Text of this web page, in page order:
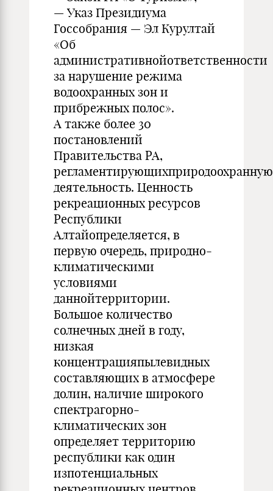
— Указ Президиума
Госсобрания — Эл Курултай
«Об
административнойответственности
за нарушение режима
водоохранных зон и
прибрежных полос».
А также более 30
постановлений
Правительства РА,
регламентирующихприродоохранную
деятельность. Ценность
рекреационных ресурсов
Республики
Алтайопределяется, в
первую очередь, природно-
климатическими
условиями
даннойтерритории.
Большое количество
солнечных дней в году,
низкая
концентрацияпылевидных
составляющих в атмосфере
долин, наличие широкого
спектрагорно-
климатических зон
определяет территорию
республики как один
изпотенциальных